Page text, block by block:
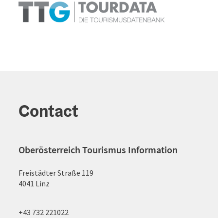
Contact
Oberösterreich Tourismus Information
Freistädter Straße 119
4041 Linz
+43 732 221022